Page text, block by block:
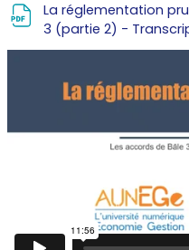
La réglementation
3 (partie 2) -